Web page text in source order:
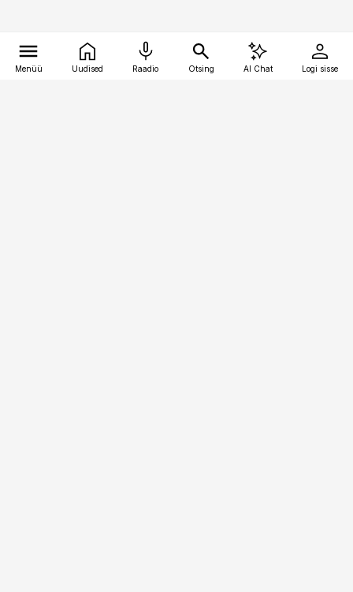
Menüü Uudised Raadio Otsing AI Chat Logi sisse